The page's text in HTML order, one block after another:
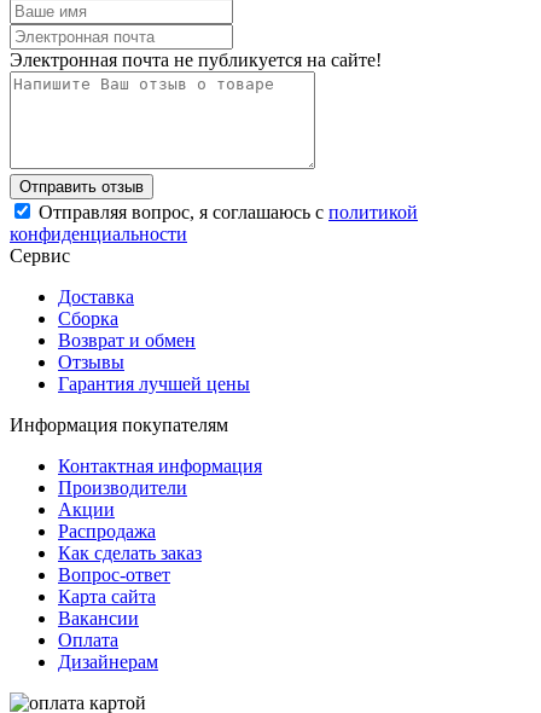
Электронная почта не публикуется на сайте!
Отправляя вопрос, я соглашаюсь с политикой
конфиденциальности
Сервис
Доставка
Сборка
Возврат и обмен
Отзывы
Гарантия лучшей цены
Информация покупателям
Контактная информация
Производители
Акции
Распродажа
Как сделать заказ
Вопрос-ответ
Карта сайта
Вакансии
Оплата
Дизайнерам